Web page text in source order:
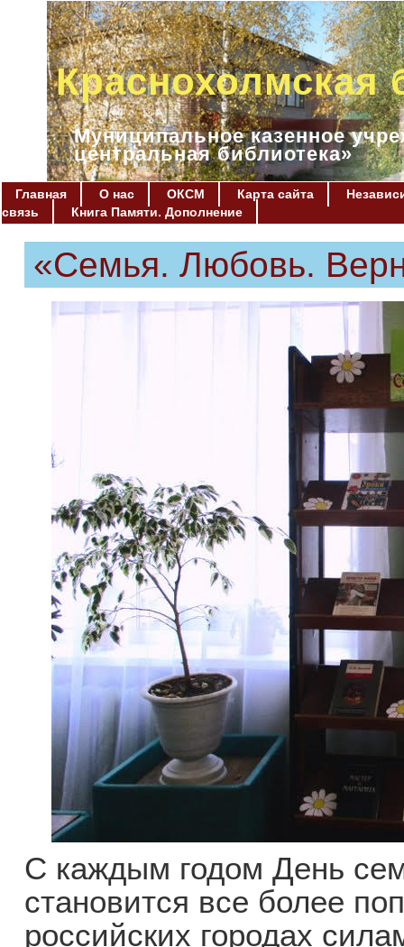
Краснохолмская
Муниципальное казенное
центральная библиотека»
Главная О нас ОКСМ Карта сайта
связь
Книга Памяти. Дополнение
«Семья. Любовь.
С каждым годом День
становится все более
российских городах